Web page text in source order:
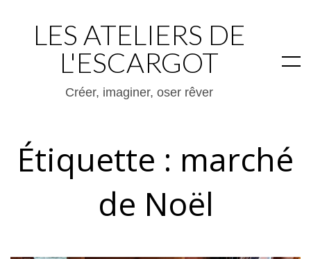
LES ATELIERS DE
L'ESCARGOT
Créer, imaginer, oser rêver
Étiquette : marché
de Noël